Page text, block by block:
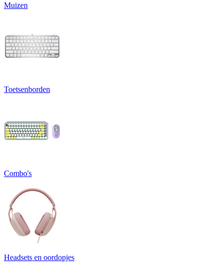
Muizen
Toetsenborden
Combo's
Headsets en oordopjes